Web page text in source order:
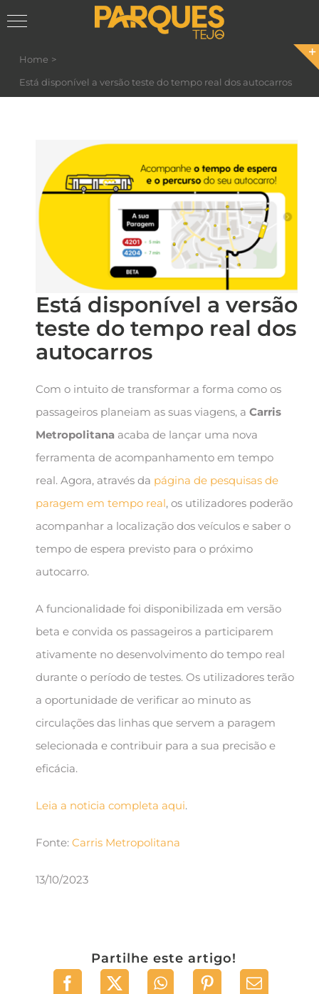
Skip
content
Home
Está disponível a versão teste do tempo real dos autocarros
Está disponível a versão
teste do tempo real dos
autocarros
Com o intuito de transformar a forma como os
passageiros planeiam as suas viagens, a Carris
Metropolitanaacaba de lançar uma nova
ferramenta de acompanhamento em tempo
real. Agora, através da página de pesquisas de
paragem em tempo real, os utilizadores poderão
acompanhar a localização dos veículos e saber o
tempo de espera previsto para o próximo
autocarro.
A funcionalidade foi disponibilizada em versão
beta e convida os passageiros a participarem
ativamente no desenvolvimento do tempo real
durante o período de testes. Os utilizadores terão
a oportunidade de verificar ao minuto as
circulações das linhas que servem a paragem
selecionada e contribuir para a sua precisão e
eficácia.
Leia a noticia completa aqui.
Fonte: Carris Metropolitana
13/10/2023
Partilhe este artigo!